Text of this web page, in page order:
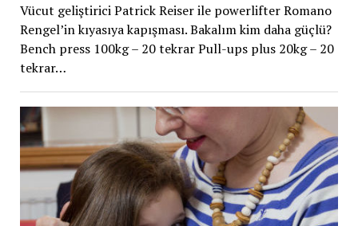
Vücut geliştirici Patrick Reiser ile powerlifter Romano
Rengel’in kıyasıya kapışması. Bakalım kim daha güçlü?
Bench press 100kg – 20 tekrar Pull-ups plus 20kg – 20
tekrar…